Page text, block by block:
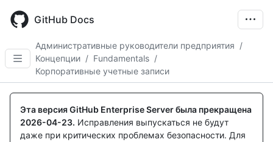
main
GitHub Docs
Административные руководители предприятия /
Концепции / Fundamentals /
Корпоративные учетные записи
Эта версия GitHub Enterprise Server была прекращена
2026-04-23. Исправления выпускаться не будут
даже при критических проблемах безопасности. Для